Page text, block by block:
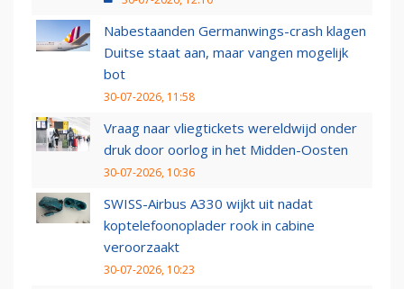
Nabestaanden Germanwings-crash klagen
Duitse staat aan, maar vangen mogelijk
bot
30-07-2026, 11:58
Vraag naar vliegtickets wereldwijd onder
druk door oorlog in het Midden-Oosten
30-07-2026, 10:36
SWISS-Airbus A330 wijkt uit nadat
koptelefoonoplader rook in cabine
veroorzaakt
30-07-2026, 10:23